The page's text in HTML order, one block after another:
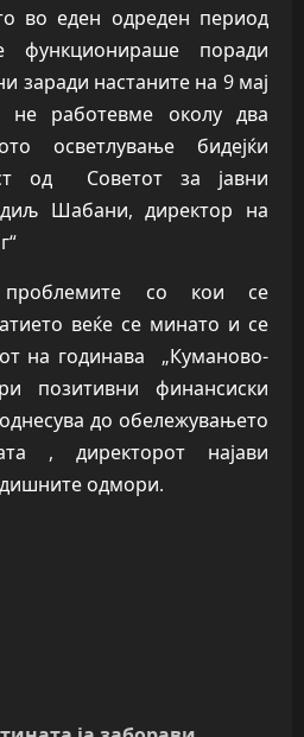
во еден одреден период
функционираше поради
заради настаните на 9 мај
работевме околу два
осветлување бидејќи
од Советот за јавни
Шабани, директор на
со кои се
веќе се минато и се
на годинава „Куманово-
позитивни финансиски
до обележувањето
, директорот најави
одмори.